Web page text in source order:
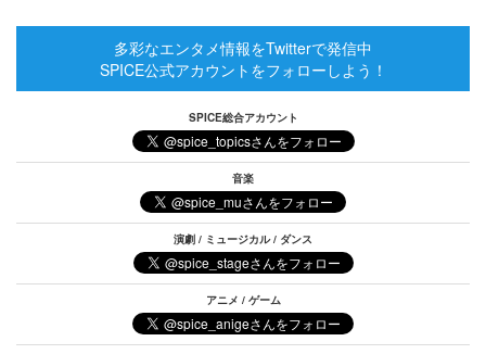
多彩なエンタメ情報をTwitterで発信中
SPICE公式アカウントをフォローしよう！
SPICE総合アカウント
音楽
演劇 / ミュージカル / ダンス
アニメ / ゲーム